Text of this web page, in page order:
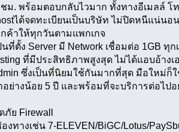
ม. พร้อมตอบกลับไวมาก ทั้งทางอีเมลล์ โ
ได้จดทะเบียนเป็นบริษัท ไม่ปิดหนีแน่นอน
ค้าให้ทุกวันตามแพกเกจ
ที่ตั้ง Server มี Network เชื่อมต่อ 1GB ทุก
ที่มีประสิทธิภาพสูงสุด ไม่ได้แอบอ้าง
ซึ่งเป็นที่นิยมใช้กันมากที่สุด มือใหม่ก็
อย่างน้อย 5 ปี และพร้อมที่จะบริการต่อไปอ
ย Firewall
งทางเช่น 7-ELEVEN/BiGC/Lotus/